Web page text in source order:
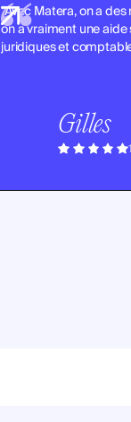
"Avec Matera, on a
on a vraiment une
juridiques et
Gilles